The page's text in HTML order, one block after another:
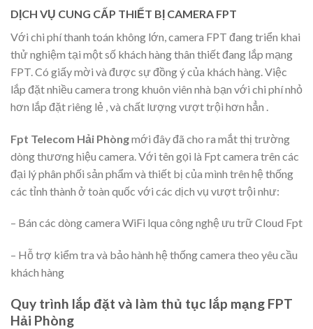
DỊCH VỤ CUNG CẤP THIẾT BỊ CAMERA FPT
Với chi phí thanh toán không lớn, camera FPT đang triển khai
thử nghiệm tại một số khách hàng thân thiết đang lắp mạng
FPT. Có giấy mời và được sự đồng ý của khách hàng. Việc
lắp đặt nhiều camera trong khuôn viên nhà bạn với chi phí nhỏ
hơn lắp đặt riêng lẻ , và chất lượng vượt trội hơn hẳn .
Fpt Telecom Hải Phòngmới đây đã cho ra mắt thị trường
dòng thương hiệu camera. Với tên gọi là Fpt camera trên các
đại lý phân phối sản phẩm và thiết bị của mình trên hệ thống
các tỉnh thành ở toàn quốc với các dịch vụ vượt trội như:
– Bán các dòng camera WiFi lqua công nghệ ưu trữ Cloud Fpt
– Hỗ trợ kiểm tra và bảo hành hệ thống camera theo yêu cầu
khách hàng
Quy trình lắp đặt và làm thủ tục lắp mạng FPT
Hải Phòng